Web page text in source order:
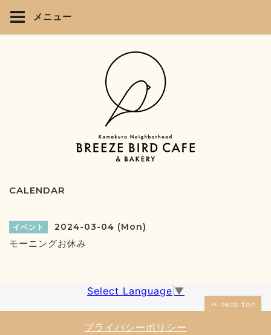
メニュー
CALENDAR
イベント 2024-03-04 (Mon)
モーニングお休み
Select Language ▼
PAGE TOP
プライバシーポリシー